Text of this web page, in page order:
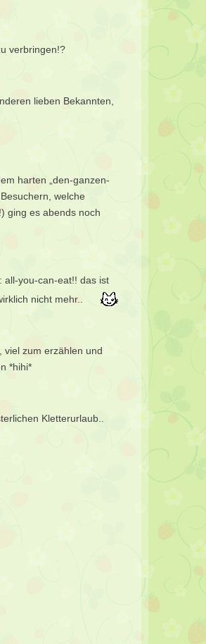
verbringen!?
lieben Bekannten,
harten „den-ganzen-
welche
ging es abends noch
all-you-can-eat!! das ist
nicht mehr..
viel zum erzählen und
*hihi*
Kletterurlaub..